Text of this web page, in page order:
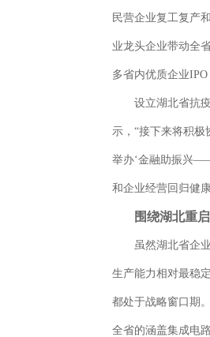
民营企业复工复产
业龙头企业带动全
多省内优质企业IPO
设立湖北省抗
示，“接下来将积
举办‘金融助振兴
和企业经营回归健
围绕湖北重
虽然湖北省企
生产能力相对最稳
都处于战略窗口期
全省的涵盖集成电